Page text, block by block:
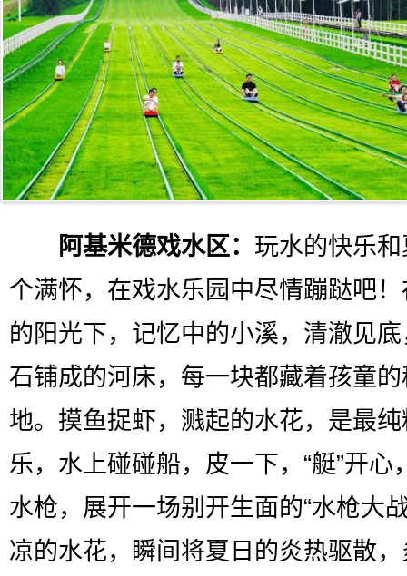
阿基米德戏水区： 玩水的快乐
个满怀，在戏水乐园中尽情蹦跶吧
的阳光下，记忆中的小溪，清澈见
石铺成的河床，每一块都藏着孩童
地。摸鱼捉虾，溅起的水花，是最
乐，水上碰碰船，皮一下，“艇”开心
水枪，展开一场别开生面的“水枪大
凉的水花，瞬间将夏日的炎热驱散